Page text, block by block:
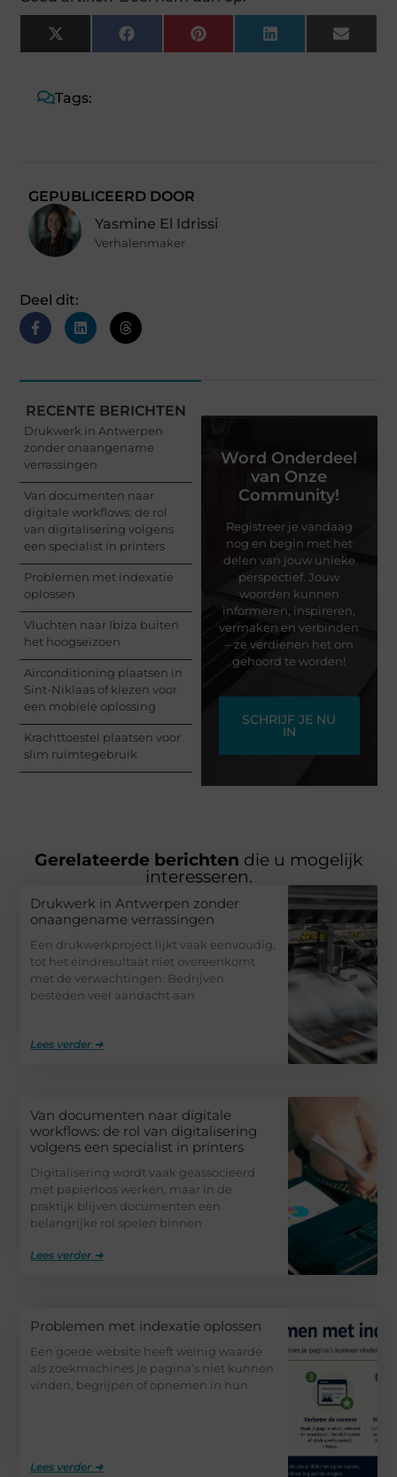
X
(Twitter)
FacebookPinterestLinkedIn Email
Tags:
GEPUBLICEERD DOOR
Yasmine El Idrissi
Verhalenmaker
Deel dit:
RECENTE BERICHTEN
Drukwerk in Antwerpen
zonder onaangename
verrassingen
Van documenten naar
digitale workflows: de rol
van digitalisering volgens
een specialist in printers
Problemen met indexatie
oplossen
Vluchten naar Ibiza buiten
het hoogseizoen
Airconditioning plaatsen in
Sint-Niklaas of kiezen voor
een mobiele oplossing
Krachttoestel plaatsen voor
slim ruimtegebruik
Word Onderdeel
van Onze
Community!
Registreer je vandaag
nog en begin met het
delen van jouw unieke
perspectief. Jouw
woorden kunnen
informeren, inspireren,
vermaken en verbinden
– ze verdienen het om
gehoord te worden!
SCHRIJF JE NU
IN
Gerelateerde berichten die u mogelijk
interesseren.
Drukwerk in Antwerpen zonder
onaangename verrassingen
Een drukwerkproject lijkt vaak eenvoudig,
tot het eindresultaat niet overeenkomt
met de verwachtingen. Bedrijven
besteden veel aandacht aan
Lees verder ➜
Van documenten naar digitale
workflows: de rol van digitalisering
volgens een specialist in printers
Digitalisering wordt vaak geassocieerd
met papierloos werken, maar in de
praktijk blijven documenten een
belangrijke rol spelen binnen
Lees verder ➜
Problemen met indexatie oplossen
Een goede website heeft weinig waarde
als zoekmachines je pagina’s niet kunnen
vinden, begrijpen of opnemen in hun
Lees verder ➜